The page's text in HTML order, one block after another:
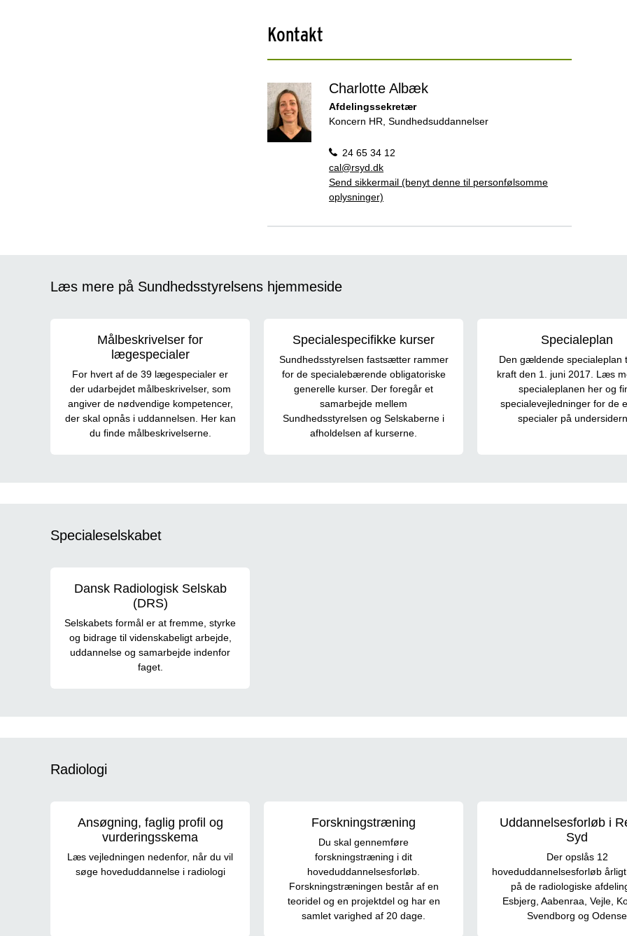
Kontakt
Charlotte Albæk
Afdelingssekretær
Koncern HR, Sundhedsuddannelser
24 65 34 12
cal@rsyd.dk
Send sikkermail (benyt denne til personfølsomme
oplysninger)
Læs mere på Sundhedsstyrelsens hjemmeside
Målbeskrivelser for
lægespecialer
For hvert af de 39 lægespecialer er
der udarbejdet målbeskrivelser, som
angiver de nødvendige kompetencer,
der skal opnås i uddannelsen. Her kan
du finde målbeskrivelserne.
Specialespecifikke kurser
Sundhedsstyrelsen fastsætter rammer
for de specialebærende obligatoriske
generelle kurser. Der foregår et
samarbejde mellem
Sundhedsstyrelsen og Selskaberne i
afholdelsen af kurserne.
Specialeplan
Den gældende specialeplan
kraft den 1. juni 2017. Læs
specialeplanen her og
specialevejledninger for de
specialer på
Specialeselskabet
Dansk Radiologisk Selskab
(DRS)
Selskabets formål er at fremme, styrke
og bidrage til videnskabeligt arbejde,
uddannelse og samarbejde indenfor
faget.
Radiologi
Ansøgning, faglig profil og
vurderingsskema
Læs vejledningen nedenfor, når du vil
søge hoveduddannelse i radiologi
Forskningstræning
Du skal gennemføre
forskningstræning i dit
hoveduddannelsesforløb.
Forskningstræningen består af en
teoridel og en projektdel og har en
samlet varighed af 20 dage.
Uddannelsesforløb i
Syd
Der opslås 12
hoveduddannelsesforløb
på de radiologiske
Esbjerg, Aabenraa, Vejle,
Svendborg og Odense